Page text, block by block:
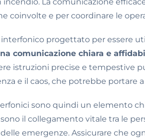
coinvolte e per coordinare le
progettato per essere
comunicazione chiara e
istruzioni precise e tempestive
e il caos, che potrebbe portare
sono quindi un elemento
il collegamento vitale tra le
emergenze. Assicurare che